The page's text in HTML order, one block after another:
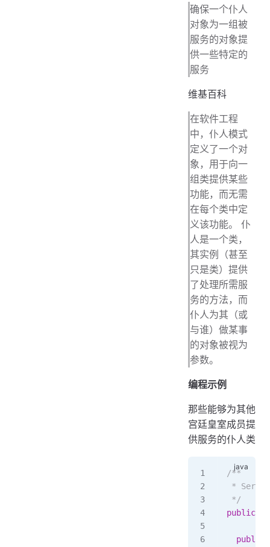
确保一个仆人
对象为一组被
服务的对象提
供一些特定的
服务
维基百科
在软件工程
中，仆人模式
定义了一个对
象，用于向一
组类提供某些
功能，而无需
在每个类中定
义该功能。 仆
人是一个类，
其实例（甚至
只是类）提供
了处理所需服
务的方法，而
仆人为其（或
与谁）做某事
的对象被视为
参数。
编程示例
那些能够为其他
宫廷皇室成员提
供服务的仆人类
/**
*
*/
public
  public